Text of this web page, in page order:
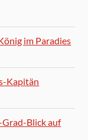
im Paradies
Kapitän
Blick auf